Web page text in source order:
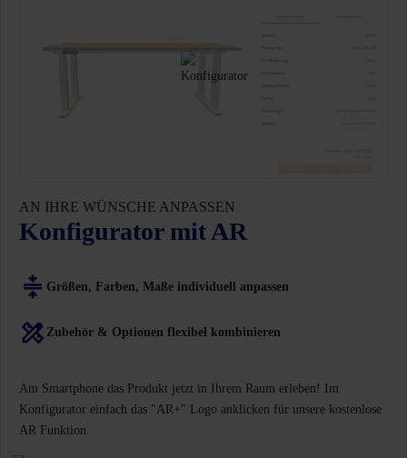
AN IHRE WÜNSCHE ANPASSEN
Konfigurator mit AR
Größen, Farben, Maße individuell anpassen
Zubehör & Optionen flexibel kombinieren
Am Smartphone das Produkt jetzt in Ihrem Raum erleben! Im
Konfigurator einfach das "AR+" Logo anklicken für unsere kostenlose
AR Funktion.